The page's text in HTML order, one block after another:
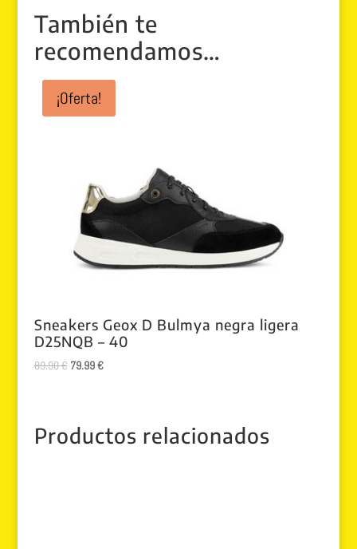
También te
recomendamos…
¡Oferta!
Sneakers Geox D Bulmya negra ligera
D25NQB – 40
89.90€ El
89.90 €.
79.99€El
79.99 €.
Productos relacionados